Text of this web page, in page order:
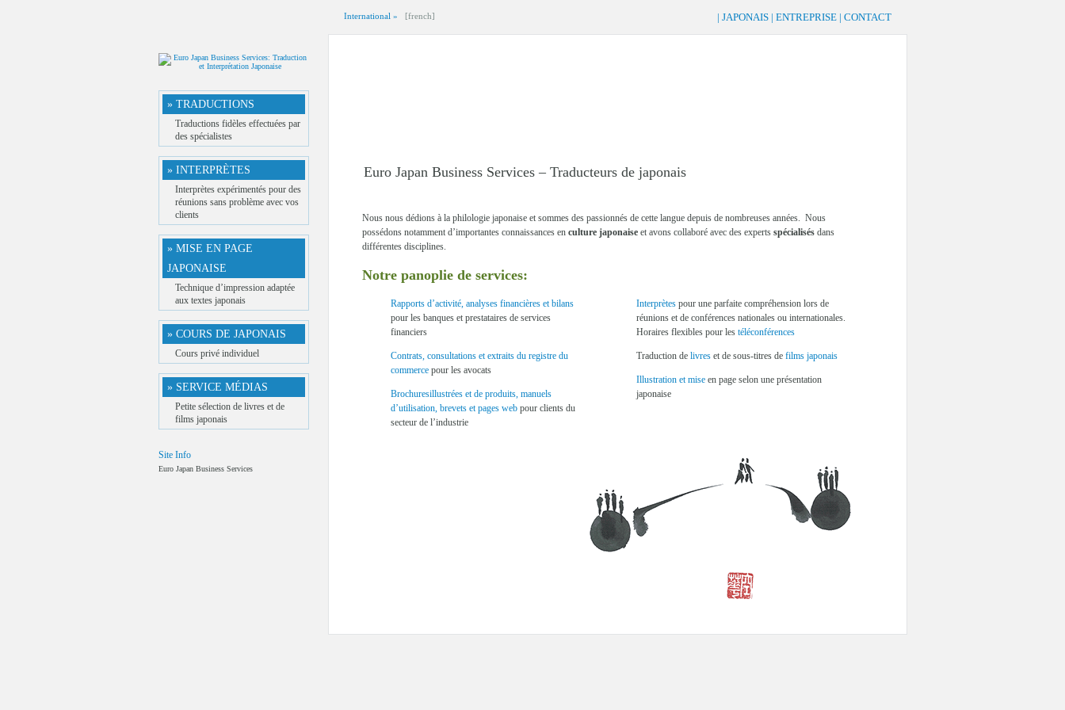
International » [french] | JAPONAIS| ENTREPRISE| CONTACT
» TRADUCTIONS
Traductions fidèles effectuées par
des spécialistes
» INTERPRÈTES
Interprètes expérimentés pour des
réunions sans problème avec vos
clients
» MISE EN PAGE
JAPONAISE
Technique d’impression adaptée
aux textes japonais
» COURS DE JAPONAIS
Cours privé individuel
» SERVICE MÉDIAS
Petite sélection de livres et de
films japonais
Site Info
Euro Japan Business Services
Euro Japan Business Services – Traducteurs de japonais
Nous nous dédions à la philologie japonaise et sommes des passionnés de cette langue depuis de nombreuses années. Nous
possédons notamment d’importantes connaissances en culture japonaiseet avons collaboré avec des experts spécialisésdans
différentes disciplines.
Notre panoplie de services:
Rapports d’activité, analyses financières et bilans
pour les banques et prestataires de services
financiers
Contrats, consultations et extraits du registre du
commercepour les avocats
Brochuresillustrées et de produits, manuels
d’utilisation, brevets et pages webpour clients du
secteur de l’industrie
Interprètespour une parfaite compréhension lors de
réunions et de conférences nationales ou internationales.
Horaires flexibles pour les téléconférences
Traduction de livreset de sous-titres de films japonais
Illustration et miseen page selon une présentation
japonaise